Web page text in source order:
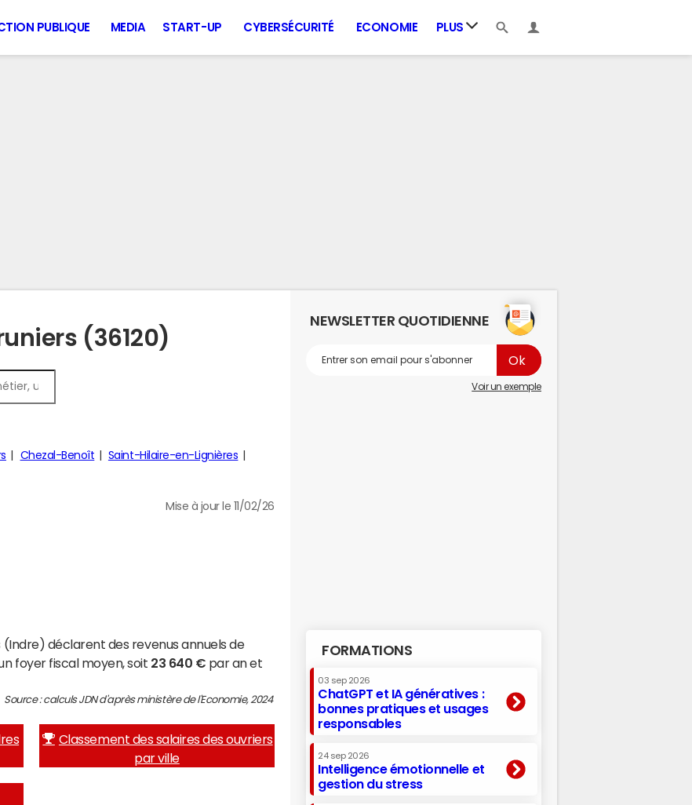
PUBLIQUE MEDIA START-UP CYBERSÉCURITÉ ECONOMIE PLUS
(36120)
Chezal-Benoît
Saint-Hilaire-en-Lignières
Mise à jour le 11/02/26
(Indre) déclarent des revenus annuels de
foyer fiscal moyen, soit 23 640 € par an et
Source : calculs JDN d'après ministère de l'Economie, 2024
Classement des salaires des ouvriers
par ville
NEWSLETTER QUOTIDIENNE
Voir un exemple
FORMATIONS
03 sep 2026
ChatGPT et IA génératives :
bonnes pratiques et usages
responsables
24 sep 2026
Intelligence émotionnelle et
gestion du stress